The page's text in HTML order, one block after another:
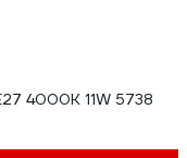
4000К 11W 5738